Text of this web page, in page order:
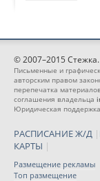
© 2007–2015
Письменные и
авторским правом
перепечатка
соглашения владельца
Юридическая
РАСПИСАНИЕ Ж/Д |
КАРТЫ |
Размещение рекламы
Топ размещение